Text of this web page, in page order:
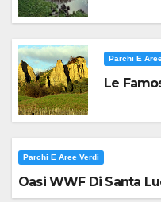
Parchi E
Le
Parchi E Aree Verdi
Oasi WWF Di Santa